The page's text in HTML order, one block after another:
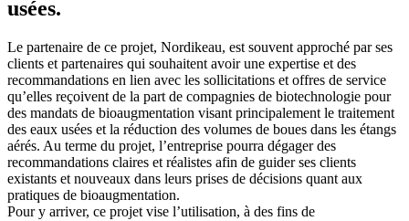
usées.
Le partenaire de ce projet, Nordikeau, est souvent approché par ses
clients et partenaires qui souhaitent avoir une expertise et des
recommandations en lien avec les sollicitations et offres de service
qu’elles reçoivent de la part de compagnies de biotechnologie pour
des mandats de bioaugmentation visant principalement le traitement
des eaux usées et la réduction des volumes de boues dans les étangs
aérés. Au terme du projet, l’entreprise pourra dégager des
recommandations claires et réalistes afin de guider ses clients
existants et nouveaux dans leurs prises de décisions quant aux
pratiques de bioaugmentation.
Pour y arriver, ce projet vise l’utilisation, à des fins de